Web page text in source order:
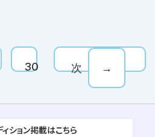
30 次 →
ション掲載はこちら